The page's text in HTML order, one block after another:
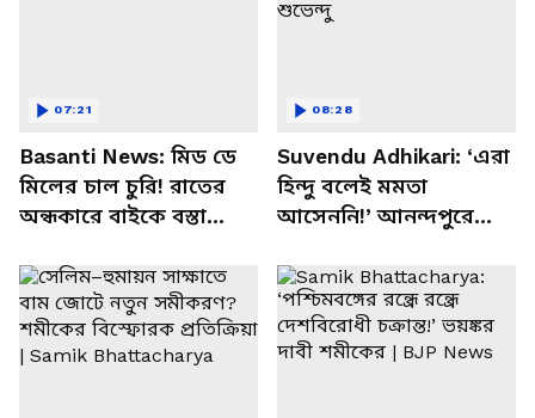
Basanti News: মিড ডে
মিলের চাল চুরি! রাতের
অন্ধকারে বাইকে বস্তা
চত্বরে তাণ্ডব
07:21
Suvendu Adhikari: ‘এরা
হিন্দু বলেই মমতা
আসেননি!’ আনন্দপুরে
খোলসা করলেন শুভেন্দু
08:28